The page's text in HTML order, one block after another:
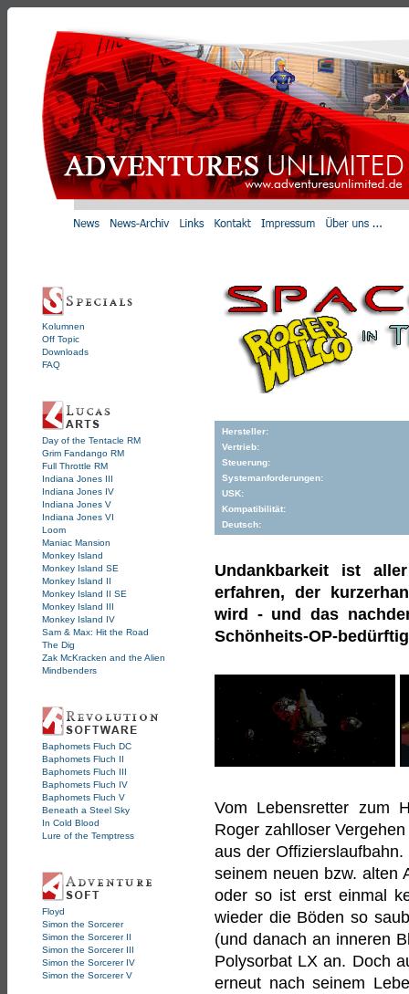
Kolumnen
Off Topic
Downloads
FAQ
Day of the Tentacle RM
Grim Fandango RM
Full Throttle RM
Indiana Jones III
Indiana Jones IV
Indiana Jones V
Indiana Jones VI
Loom
Maniac Mansion
Monkey Island
Monkey Island SE
Monkey Island II
Monkey Island II SE
Monkey Island III
Monkey Island IV
Sam & Max: Hit the Road
The Dig
Zak McKracken and the Alien
Mindbenders
Baphomets Fluch DC
Baphomets Fluch II
Baphomets Fluch III
Baphomets Fluch IV
Baphomets Fluch V
Beneath a Steel Sky
In Cold Blood
Lure of the Temptress
Floyd
Simon the Sorcerer
Simon the Sorcerer II
Simon the Sorcerer III
Simon the Sorcerer IV
Simon the Sorcerer V
Hersteller:
Vertrieb:
Steuerung:
Systemanforderungen:
USK:
Kompatibilität:
Deutsch:
Undankbarkeit ist
erfahren, der
wird - und das
Schönheits-OP-
Vom Lebensretter zum
Roger zahlloser
aus der
seinem neuen bzw. alten
oder so ist erst einmal
wieder die Böden so
(und danach an inneren
Polysorbat LX an. Doch
erneut nach seinem